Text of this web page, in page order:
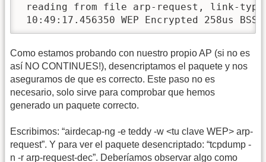
reading from file arp-request, link-type
10:49:17.456350 WEP Encrypted 258us
Como estamos probando con nuestro propio AP (si no es
así NO CONTINUES!), desencriptamos el paquete y nos
aseguramos de que es correcto. Este paso no es
necesario, solo sirve para comprobar que hemos
generado un paquete correcto.
Escribimos: “airdecap-ng -e teddy -w <tu clave WEP> arp-
request”. Y para ver el paquete desencriptado: “tcpdump -
n -r arp-request-dec”. Deberíamos observar algo como